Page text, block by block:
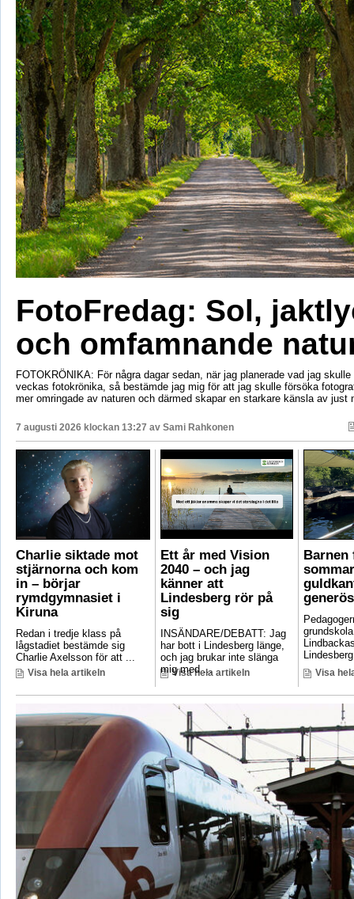
FotoFredag: Sol,
och omfamnande
FOTOKRÖNIKA: För några dagar sedan, när jag planerade vad jag
veckas fotokrönika, så bestämde jag mig för att jag skulle försöka
mer omringade av naturen och därmed skapar en starkare känsla av just
7 augusti 2026 klockan 13:27 av Sami Rahkonen
Charlie siktade mot
stjärnorna och kom
in – börjar
rymdgymnasiet i
Kiruna
Redan i tredje klass på
lågstadiet bestämde sig
Charlie Axelsson för att ...
Visa hela artikeln
Ett år med Vision
2040 – och jag
känner att
Lindesberg rör på
sig
INSÄNDARE/DEBATT: Jag
har bott i Lindesberg länge,
och jag brukar inte slänga
mig med ...
Visa hela artikeln
Barnen
Visa